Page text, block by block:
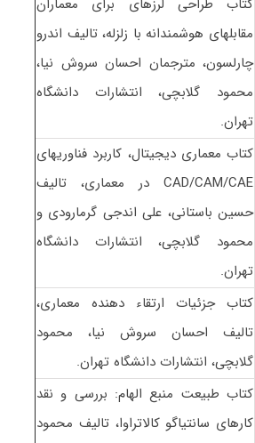
مقابله‏ای هوشمندانه با زلزله، تالیف اندرو
چارلسون، مترجمان احسان سروش نیا،
محمود گلابچی، انتشارات دانشگاه
تهران.
کتاب معماری دیجیتال، کاربرد فناوری‏های
CAD/CAM/CAE در معماری، تالیف
حسین باستانی، علی اندجی گرمارودی و
محمود گلابچی، انتشارات دانشگاه
تهران.
کتاب جزئیات ارتقاء دهنده معماری،
تالیف احسان سروش نیا، محمود
گلابچی، انتشارات دانشگاه تهران.
کتاب طبیعت منبع الهام: بررسی و نقد
کارهای سانتیاگو کالاتراوا، تالیف محمود